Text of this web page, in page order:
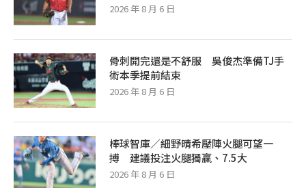
2026 年 8 月 6 日
骨刺開完還是不舒服 吳俊杰準備TJ手
術本季提前結束
2026 年 8 月 6 日
棒球智庫／細野晴希壓陣火腿可望一
搏 建議投注火腿獨贏、7.5大
2026 年 8 月 6 日